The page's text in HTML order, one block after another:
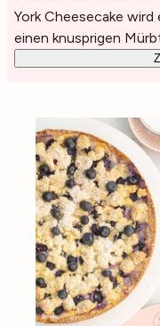
York Cheesecake
einen knusprigen